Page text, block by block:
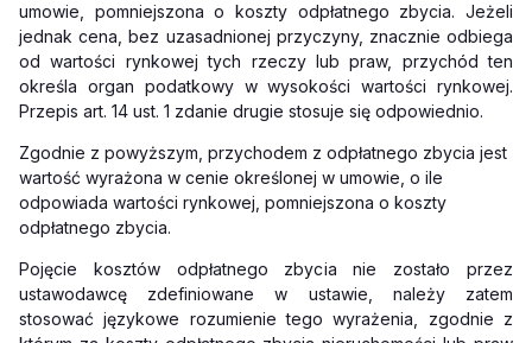
umowie, pomniejszona o koszty odpłatnego zbycia. Jeżeli
jednak cena, bez uzasadnionej przyczyny, znacznie odbiega
od wartości rynkowej tych rzeczy lub praw, przychód ten
określa organ podatkowy w wysokości wartości rynkowej.
Przepis art. 14 ust. 1 zdanie drugie stosuje się odpowiednio.
Zgodnie z powyższym, przychodem z odpłatnego zbycia jest
wartość wyrażona w cenie określonej w umowie, o ile
odpowiada wartości rynkowej, pomniejszona o koszty
odpłatnego zbycia.
Pojęcie kosztów odpłatnego zbycia nie zostało przez
ustawodawcę zdefiniowane w ustawie, należy zatem
stosować językowe rozumienie tego wyrażenia, zgodnie z